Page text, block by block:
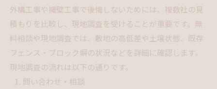
外構工事や擁壁工事で後悔しないためには、複数社の見
積もりを比較し、現地調査を受けることが重要です。無
料相談や現地調査では、敷地の高低差や土壌状態、既存
フェンス・ブロック塀の状況などを詳細に確認します。
現地調査の流れは以下の通りです。
問い合わせ・相談